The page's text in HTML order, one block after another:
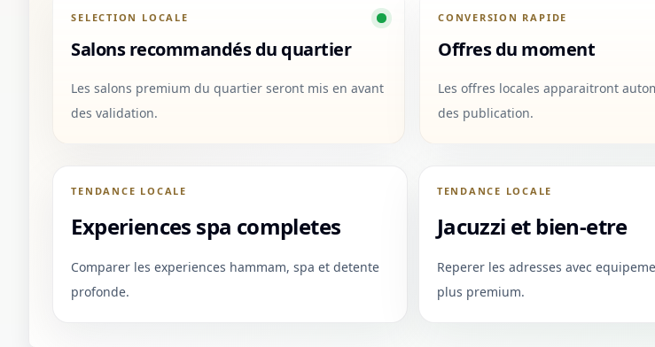
SELECTION LOCALE
Salons recommandés du quartier
Les salons premium du quartier seront mis en avant
des validation.
CONVERSION RAPIDE
Offres du moment
Les offres locales apparaitront
des publication.
TENDANCE LOCALE
Experiences spa completes
Comparer les experiences hammam, spa et detente
profonde.
TENDANCE LOCALE
Jacuzzi et bien-etre
Reperer les adresses avec
plus premium.